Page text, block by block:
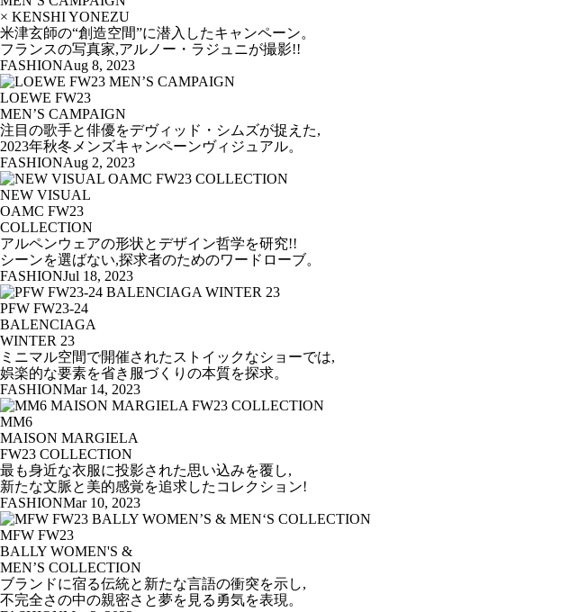
× KENSHI YONEZU
米津玄師の“創造空間”に潜入したキャンペーン。
フランスの写真家,アルノー・ラジュニが撮影!!
FASHIONAug 8, 2023
LOEWE FW23
MEN’S CAMPAIGN
注目の歌手と俳優をデヴィッド・シムズが捉えた,
2023年秋冬メンズキャンペーンヴィジュアル。
FASHIONAug 2, 2023
NEW VISUAL
OAMC FW23
COLLECTION
アルペンウェアの形状とデザイン哲学を研究!!
シーンを選ばない,探求者のためのワードローブ。
FASHIONJul 18, 2023
PFW FW23-24
BALENCIAGA
WINTER 23
ミニマル空間で開催されたストイックなショーでは,
娯楽的な要素を省き服づくりの本質を探求。
FASHIONMar 14, 2023
MM6
MAISON MARGIELA
FW23 COLLECTION
最も身近な衣服に投影された思い込みを覆し,
新たな文脈と美的感覚を追求したコレクション!
FASHIONMar 10, 2023
MFW FW23
BALLY WOMEN'S &
MEN’S COLLECTION
ブランドに宿る伝統と新たな言語の衝突を示し,
不完全さの中の親密さと夢を見る勇気を表現。